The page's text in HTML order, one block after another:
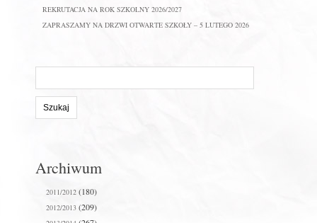
REKRUTACJA NA ROK SZKOLNY 2026/2027
ZAPRASZAMY NA DRZWI OTWARTE SZKOŁY – 5 LUTEGO 2026
stronie:
Archiwum
2011/2012(180)
2012/2013(209)